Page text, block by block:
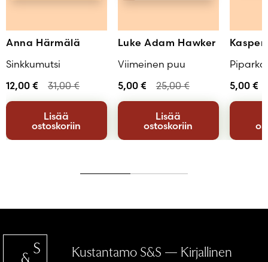
Anna Härmälä
Sinkkumutsi
12,00 € 31,00€
Lisää
ostoskoriin
Luke Adam Hawker
Viimeinen puu
5,00 € 25,00€
Lisää
ostoskoriin
5,00 €
Kustantamo S&S — Kirjallinen